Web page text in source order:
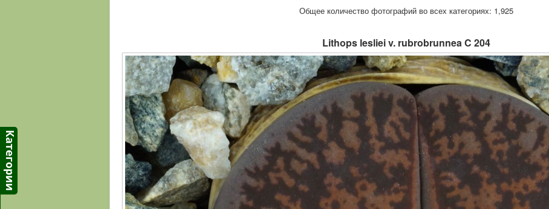
Общее количество фотографий во всех категориях: 1,925
Lithops lesliei v. rubrobrunnea C 204